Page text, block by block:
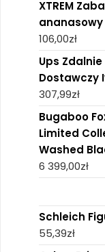
XTREM
106,00zł
Ups
Dostawczy
307,99zł
Bugaboo
Limited
Washed
6 399,00zł
Schleich
55,39zł